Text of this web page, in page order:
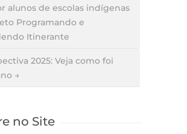
alunos de escolas indígenas
Programando e
Itinerante
2025: Veja como foi
→
no Site